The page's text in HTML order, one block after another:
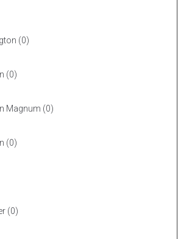
(0)
(0)
Magnum (0)
(0)
(0)